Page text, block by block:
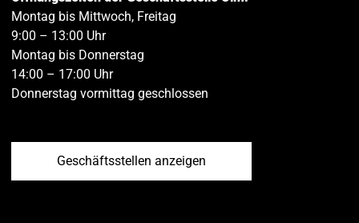
Montag bis Mittwoch, Freitag
9:00 – 13:00 Uhr
Montag bis Donnerstag
14:00 – 17:00 Uhr
Donnerstag vormittag geschlossen
Geschäftsstellen anzeigen